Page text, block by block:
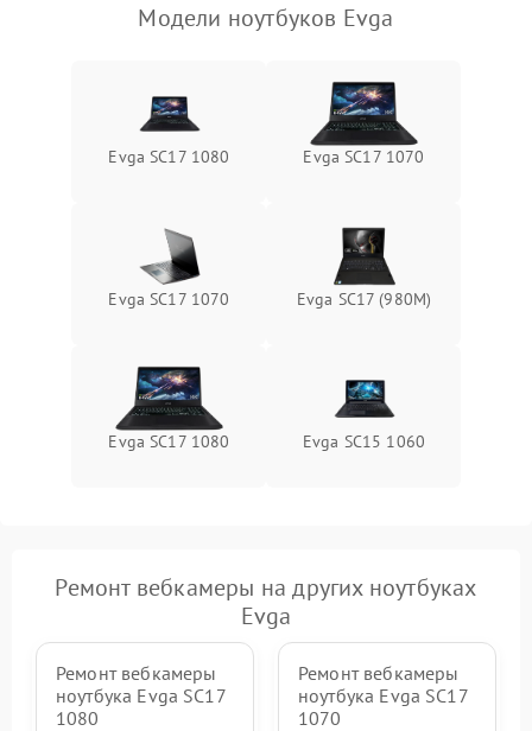
пропадание диска
вылеты приложений,
синие экраны
Подробнее →
Модели ноутбуков Evga
Evga SC17 1080 Evga SC17 1070
Evga SC17 1070 Evga SC17 (980M)
Evga SC17 1080 Evga SC15 1060
Ремонт вебкамеры на других ноутбуках
Evga
Ремонт вебкамеры
ноутбука Evga SC17
1080
Ремонт вебкамеры
ноутбука Evga SC17
1070